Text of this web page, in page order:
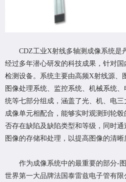
CDZ工业X射线多轴测成像系统是
经过多年潜心研发的科技成果，针对
检测设备。系统主要由高频X射线源、
图像处理系统、监控系统、机械系统
统等七部分组成，涵盖了光、机、电
成像单元相配合，能够实时观测到轮
否存在缺陷及缺陷类型和等级，同时
图像的存储和处理，以提高图像的清晰
作为成像系统中的最重要的部分-图
世界第一大品牌法国泰雷兹电子管有